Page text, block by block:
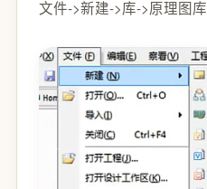
文件->新建->库->原理图库